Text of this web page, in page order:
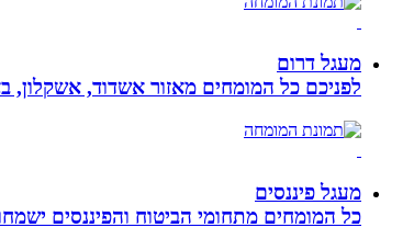
מעגל דרום
לפניכם כל המומחים מאזור אשדוד, אשקלון,
מעגל פיננסים
כל המומחים מתחומי הביטוח והפיננסים